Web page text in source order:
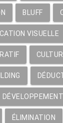
BLUFF
VISUELLE
DÉVELOPPEMENT
ÉLIMINATION